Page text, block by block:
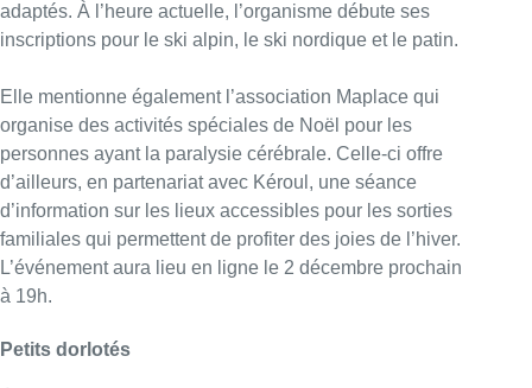
adaptés. À l’heure actuelle, l’organisme débute ses
inscriptions pour le ski alpin, le ski nordique et le patin.
Elle mentionne également l’association Maplace qui
organise des activités spéciales de Noël pour les
personnes ayant la paralysie cérébrale. Celle-ci offre
d’ailleurs, en partenariat avec Kéroul, une séance
d’information sur les lieux accessibles pour les sorties
familiales qui permettent de profiter des joies de l’hiver.
L’événement aura lieu en ligne le 2 décembre prochain
à 19h.
Petits dorlotés